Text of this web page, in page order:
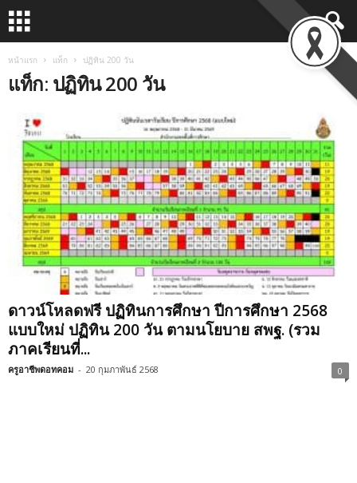
หน้าแรก แท็ก ปฏิทิน 200 วัน
แท็ก: ปฏิทิน 200 วัน
ดาวน์โหลดฟรี ปฏิทินการศึกษา ปีการศึกษา 2568
แบบใหม่ ปฏิทิน 200 วัน ตามนโยบาย สพฐ. (รวม
ภาคเรียนที่...
ครูอาชีพดอทคอม - 20 กุมภาพันธ์ 2568 0